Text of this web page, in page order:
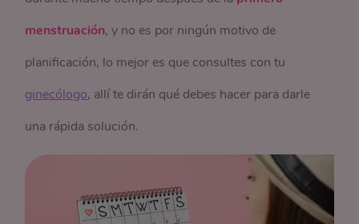
menstruación, y no es por ningún motivo de
planificación, lo mejor es que consultes con tu
ginecólogo, allí te dirán qué debes hacer para darle
una rápida solución.